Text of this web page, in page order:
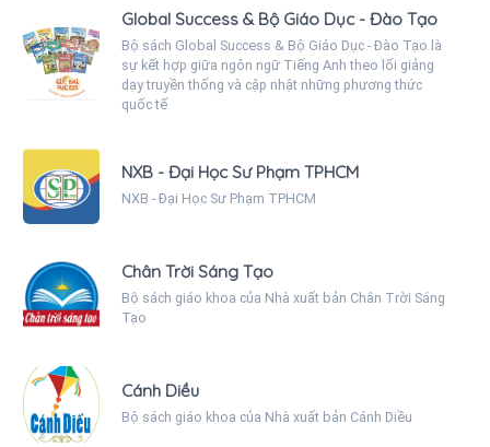
Global Success & Bộ Giáo Dục - Đào Tạo
Bộ sách Global Success & Bộ Giáo Dục - Đào Tạo là
sự kết hợp giữa ngôn ngữ Tiếng Anh theo lối giảng
dạy truyền thống và cập nhật những phương thức
quốc tế
NXB - Đại Học Sư Phạm TPHCM
NXB - Đại Học Sư Phạm TPHCM
Chân Trời Sáng Tạo
Bộ sách giáo khoa của Nhà xuất bản Chân Trời Sáng
Tạo
Cánh Diều
Bộ sách giáo khoa của Nhà xuất bản Cánh Diều